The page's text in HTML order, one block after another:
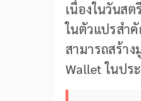
เนื่องในวันส
ในตัวแปรสำ
สามารถสร้า
Wallet ในปร